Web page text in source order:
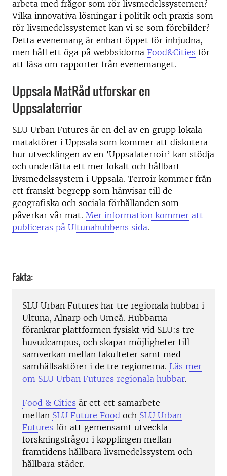
arbeta med frågor som rör livsmedelssystemen?
Vilka innovativa lösningar i politik och praxis som
rör livsmedelssystemet kan vi se som förebilder?
Detta evenemang är enbart öppet för inbjudna,
men håll ett öga på webbsidorna Food&Cities för
att läsa om rapporter från evenemanget.
Uppsala MatRåd utforskar en
Uppsalaterrior
SLU Urban Futures är en del av en grupp lokala
mataktörer i Uppsala som kommer att diskutera
hur utvecklingen av en ’Uppsalaterroir’ kan stödja
och underlätta ett mer lokalt och hållbart
livsmedelssystem i Uppsala. Terroir kommer från
ett franskt begrepp som hänvisar till de
geografiska och sociala förhållanden som
påverkar vår mat. Mer information kommer att
publiceras på Ultunahubbens sida.
Fakta:
SLU Urban Futures har tre regionala hubbar i
Ultuna, Alnarp och Umeå. Hubbarna
förankrar plattformen fysiskt vid SLU:s tre
huvudcampus, och skapar möjligheter till
samverkan mellan fakulteter samt med
samhällsaktörer i de tre regionerna. Läs mer
om SLU Urban Futures regionala hubbar.
Food & Cities är ett ett samarbete
mellan SLU Future Food och SLU Urban
Futures för att gemensamt utveckla
forskningsfrågor i kopplingen mellan
framtidens hållbara livsmedelssystem och
hållbara städer.